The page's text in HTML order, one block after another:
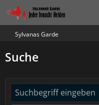
Sylvanas Garde
Suche